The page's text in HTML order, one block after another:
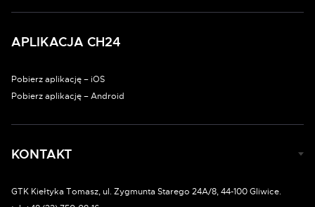
APLIKACJA CH24
Pobierz aplikację – iOS
Pobierz aplikację – Android
KONTAKT
GTK Kiełtyka Tomasz, ul. Zygmunta Starego 24A/8, 44-100 Gliwice.